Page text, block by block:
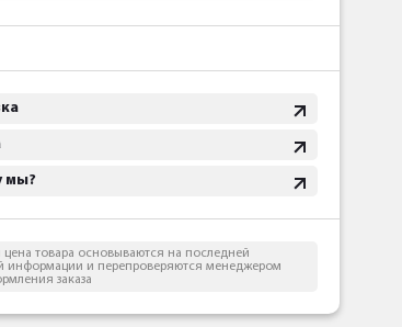
мы?
цена товара основываются на последней
информации и перепроверяются менеджером
заказа